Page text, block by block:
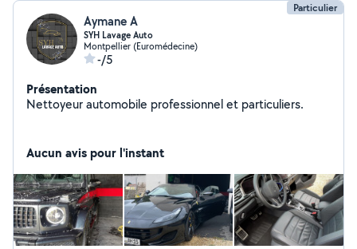
Particulier
Aymane A
SYH Lavage Auto
Montpellier (Euromédecine)
-/5
Présentation
Nettoyeur automobile professionnel et particuliers.
Aucun avis pour l'instant